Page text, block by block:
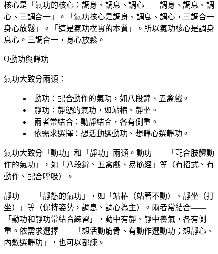
核心是「氣功的核心：調身、調息、調心——調身、調息、調
心、三調合一」。「氣功核心是調身、調息、調心，三調合一
身心放鬆」。「這是氣功樸實的本質」。所以氣功核心是調身
息心。三調合一，身心放鬆。
動功與靜功
氣功大致分兩類：
動功 ：配合動作的氣功，如八段錦、五禽戲。
靜功 ：靜態的氣功，如站樁、靜坐。
兩者常結合 ：動靜結合，各有側重。
依需求選擇 ：想活動選動功、想靜心選靜功。
氣功大致分「動功」和「靜功」兩類。動功——「配合肢體動
作的氣功」，如「八段錦、五禽戲、易筋經」等（有招式、有
動作、配合呼吸）。
靜功——「靜態的氣功」，如「站樁（站著不動）、靜坐（打
坐）」等（保持姿勢，調息、調心為主）。兩者常結合——
「動功和靜功常結合練習」，動中有靜、靜中養氣，各有側
重。依需求選擇——「想活動筋骨、有動作選動功；想靜心、
內斂選靜功」，也可以都練。